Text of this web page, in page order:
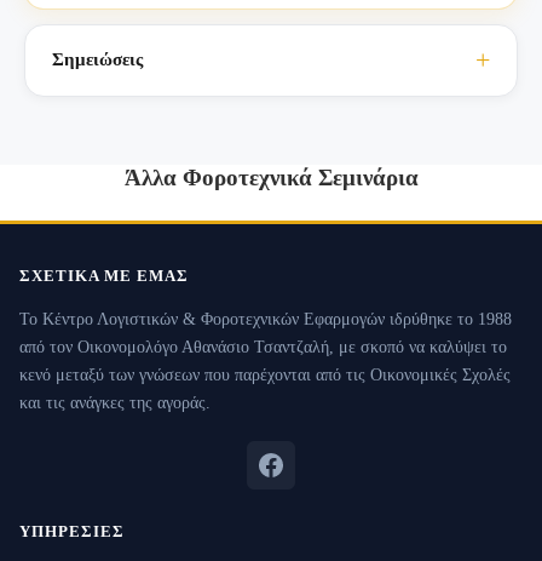
Σημειώσεις
Άλλα Φοροτεχνικά Σεμινάρια
ΣΧΕΤΙΚΆ ΜΕ ΕΜΆΣ
Το Κέντρο Λογιστικών & Φοροτεχνικών Εφαρμογών ιδρύθηκε το 1988
από τον Οικονομολόγο Αθανάσιο Τσαντζαλή, με σκοπό να καλύψει το
κενό μεταξύ των γνώσεων που παρέχονται από τις Οικονομικές Σχολές
και τις ανάγκες της αγοράς.
ΥΠΗΡΕΣΊΕΣ